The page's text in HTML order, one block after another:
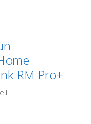
RM Pro+